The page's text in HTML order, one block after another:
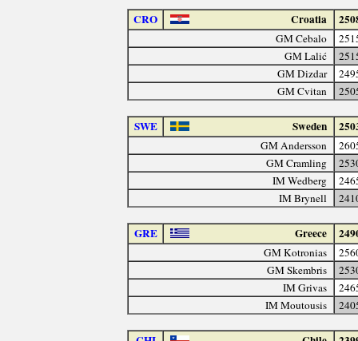
CRO Croatia
GM Cebalo
GM Lalić
GM Dizdar
GM Cvitan
SWE Sweden
GM Andersson
GM Cramling
IM Wedberg
IM Brynell
GRE Greece
GM Kotronias
GM Skembris
IM Grivas
IM Moutousis